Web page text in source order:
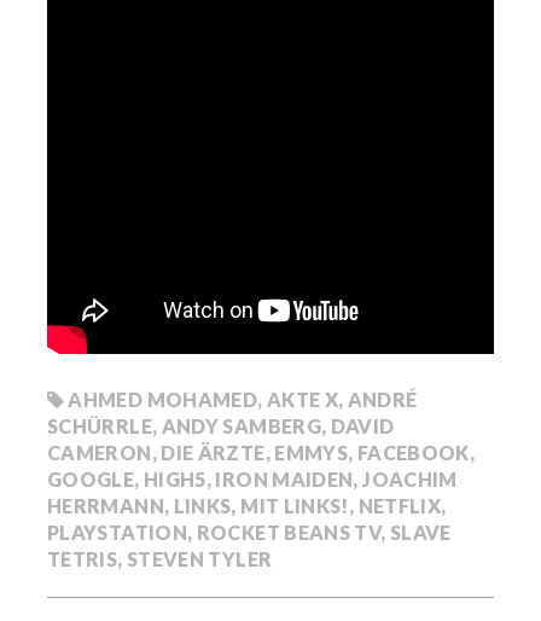
AHMED MOHAMED, AKTE X, ANDRÉ
SCHÜRRLE, ANDY SAMBERG, DAVID
CAMERON, DIE ÄRZTE, EMMYS, FACEBOOK,
GOOGLE, HIGH5, IRON MAIDEN,JOACHIM
HERRMANN, LINKS, MIT LINKS!, NETFLIX,
PLAYSTATION, ROCKET BEANS TV, SLAVE
TETRIS, STEVEN TYLER